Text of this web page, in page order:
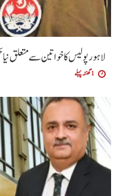
لاہور پولیس کا خواتین سے متعلق نیا
1 گھنٹہ پہلے